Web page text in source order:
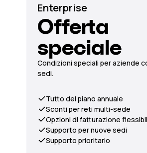
Enterprise
Offerta
speciale
Condizioni speciali per aziende
sedi.
Tutto del piano annuale
Sconti per reti multi-sede
Opzioni di fatturazione
Supporto per nuove sedi
Supporto prioritario